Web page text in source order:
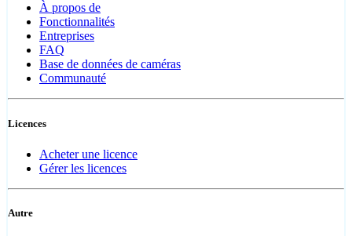
À propos de
Fonctionnalités
Entreprises
FAQ
Base de données de caméras
Communauté
Licences
Acheter une licence
Gérer les licences
Autre